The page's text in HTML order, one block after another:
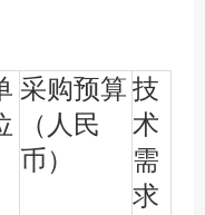
采购预算
（人民
币）
技
术
需
求